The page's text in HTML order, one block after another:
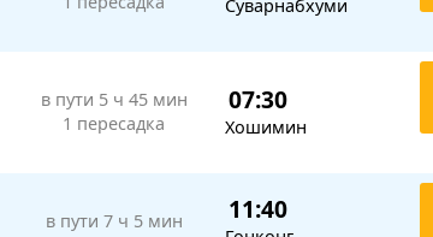
Суварнабхуми
в пути 5 ч 45 мин
1 пересадка
07:30
Хошимин
в пути 7 ч 5 мин
11:40